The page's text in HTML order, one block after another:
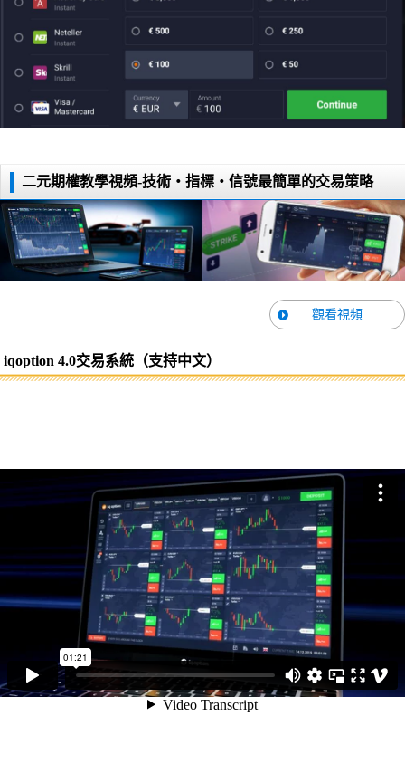
二元期權教學視頻-技術・指標・信號最簡單的交易策略
觀看視頻
iqoption 4.0交易系統（支持中文）